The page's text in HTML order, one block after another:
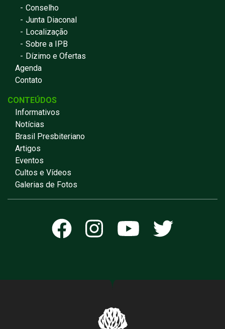
Conselho
Junta Diaconal
Localização
Sobre a IPB
Dízimo e Ofertas
Agenda
Contato
CONTEÚDOS
Informativos
Notícias
Brasil Presbiteriano
Artigos
Eventos
Cultos e Vídeos
Galerias de Fotos